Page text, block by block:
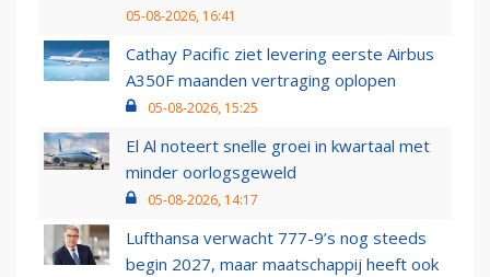
05-08-2026, 16:41
Cathay Pacific ziet levering eerste Airbus
A350F maanden vertraging oplopen
05-08-2026, 15:25
El Al noteert snelle groei in kwartaal met
minder oorlogsgeweld
05-08-2026, 14:17
Lufthansa verwacht 777-9’s nog steeds
begin 2027, maar maatschappij heeft ook